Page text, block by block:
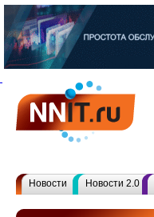
Новости Новости 2.0